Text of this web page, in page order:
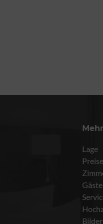
Mehr
Lage
Preise
Bilder